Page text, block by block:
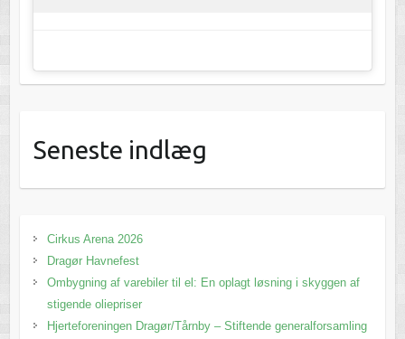
Seneste indlæg
Cirkus Arena 2026
Dragør Havnefest
Ombygning af varebiler til el: En oplagt løsning i skyggen af
stigende oliepriser
Hjerteforeningen Dragør/Tårnby – Stiftende generalforsamling